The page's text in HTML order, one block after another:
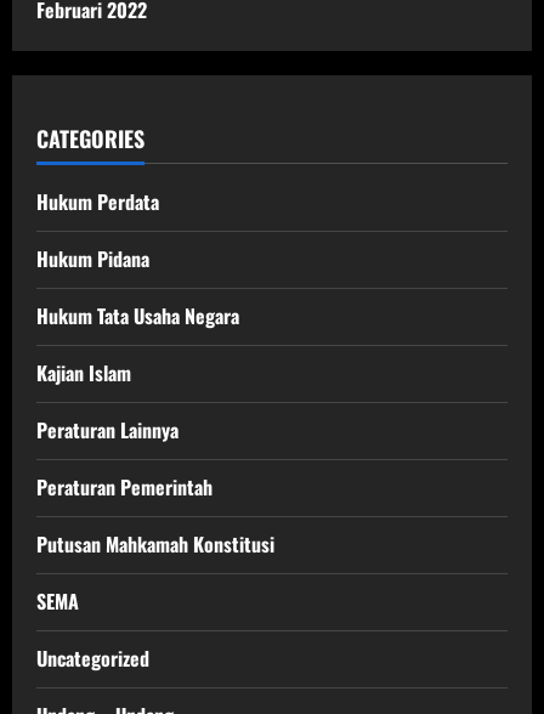
Februari 2022
CATEGORIES
Hukum Perdata
Hukum Pidana
Hukum Tata Usaha Negara
Kajian Islam
Peraturan Lainnya
Peraturan Pemerintah
Putusan Mahkamah Konstitusi
SEMA
Uncategorized